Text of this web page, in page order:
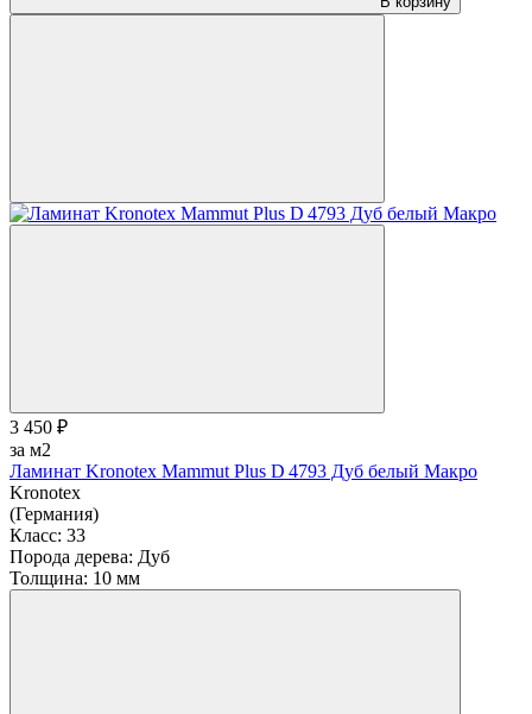
3 450 ₽
за м2
Ламинат Kronotex Mammut Plus D 4793 Дуб белый Макро
Kronotex
(Германия)
Класс: 33
Порода дерева: Дуб
Толщина: 10 мм